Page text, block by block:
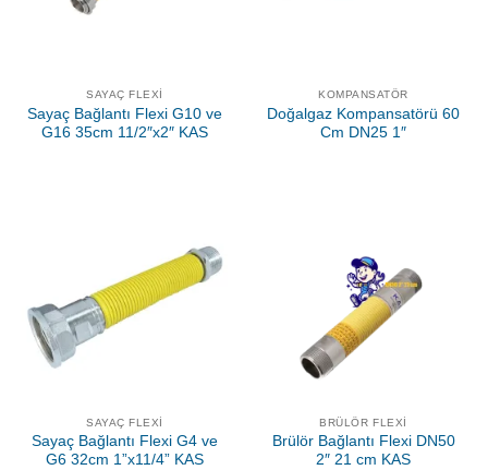
SAYAÇ FLEXI
Sayaç Bağlantı Flexi G10 ve
G16 35cm 11/2″x2″ KAS
KOMPANSATÖR
Doğalgaz Kompansatörü 60
Cm DN25 1″
SAYAÇ FLEXI
Sayaç Bağlantı Flexi G4 ve
G6 32cm 1”x11/4” KAS
BRÜLÖR FLEXI
Brülör Bağlantı Flexi DN50
2″ 21 cm KAS